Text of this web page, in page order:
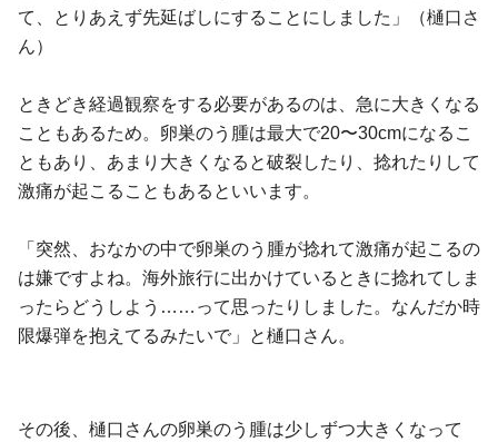
て、とりあえず先延ばしにすることにしました」（樋口さ
ん）
ときどき経過観察をする必要があるのは、急に大きくなる
こともあるため。卵巣のう腫は最大で20〜30cmになるこ
ともあり、あまり大きくなると破裂したり、捻れたりして
激痛が起こることもあるといいます。
「突然、おなかの中で卵巣のう腫が捻れて激痛が起こるの
は嫌ですよね。海外旅行に出かけているときに捻れてしま
ったらどうしよう……って思ったりしました。なんだか時
限爆弾を抱えてるみたいで」と樋口さん。
その後、樋口さんの卵巣のう腫は少しずつ大きくなって